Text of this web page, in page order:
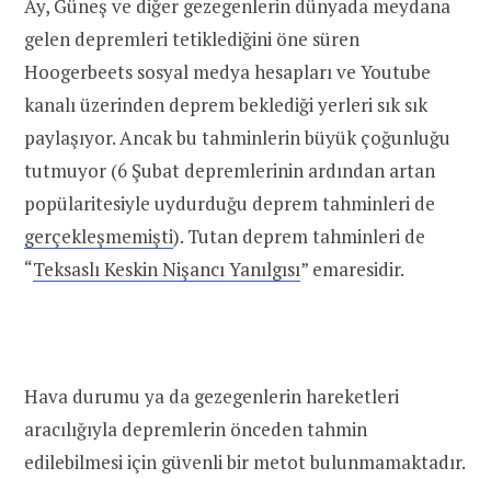
Ay, Güneş ve diğer gezegenlerin dünyada meydana
gelen depremleri tetiklediğini öne süren
Hoogerbeets sosyal medya hesapları ve Youtube
kanalı üzerinden deprem beklediği yerleri sık sık
paylaşıyor. Ancak bu tahminlerin büyük çoğunluğu
tutmuyor (6 Şubat depremlerinin ardından artan
popülaritesiyle uydurduğu deprem tahminleri de
gerçekleşmemişti). Tutan deprem tahminleri de
“Teksaslı Keskin Nişancı Yanılgısı” emaresidir.
Hava durumu ya da gezegenlerin hareketleri
aracılığıyla depremlerin önceden tahmin
edilebilmesi için güvenli bir metot bulunmamaktadır.